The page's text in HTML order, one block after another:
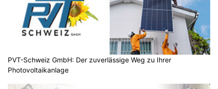
PVT-Schweiz GmbH: Der zuverlässige Weg zu Ihrer
Photovoltaikanlage